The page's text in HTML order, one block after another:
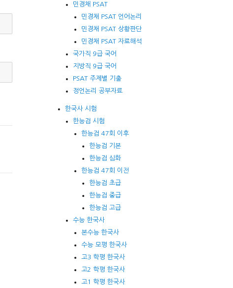
민경채 PSAT
민경채 PSAT 언어논리
민경채 PSAT 상황판단
민경채 PSAT 자료해석
국가직 9급 국어
지방직 9급 국어
PSAT 주제별 기출
정언논리 공부자료
한국사 시험
한능검 시험
한능검 47회 이후
한능검 기본
한능검 심화
한능검 47회 이전
한능검 초급
한능검 중급
한능검 고급
수능 한국사
본수능 한국사
수능 모평 한국사
고3 학평 한국사
고2 학평 한국사
고1 학평 한국사